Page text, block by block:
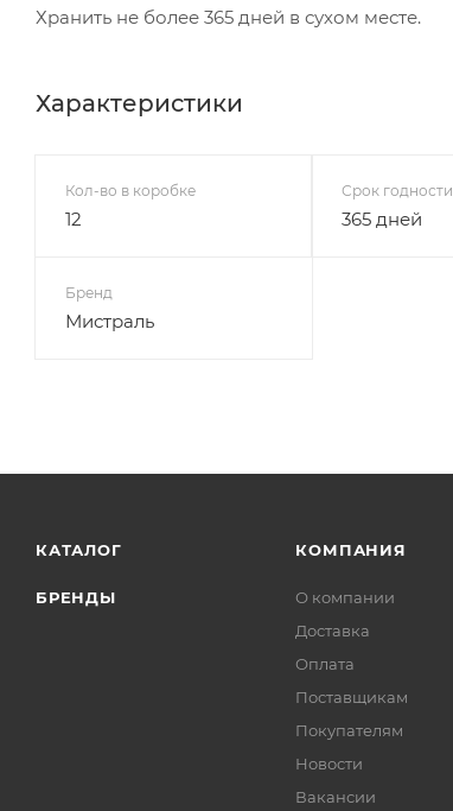
Хранить не более 365 дней в сухом месте.
Характеристики
Кол-во в коробке
12
Срок годности
365 дней
Бренд
Мистраль
КАТАЛОГ
БРЕНДЫ
КОМПАНИЯ
О компании
Доставка
Оплата
Поставщикам
Покупателям
Новости
Вакансии